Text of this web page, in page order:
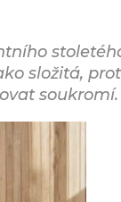
složitá,
soukromí.